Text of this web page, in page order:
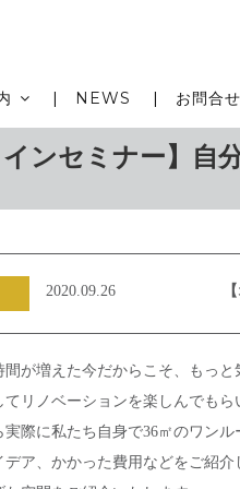
NEWS お問合せ
インセミナー】
2020.09.26
間が増えた今だからこそ、もっと
リノベーションを楽しんでもら
際に私たち自身で36㎡のワンル
ア、かかった費用などをご紹介